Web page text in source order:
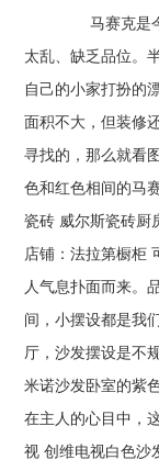
马赛克是今年
太乱、缺乏品位。
自己的小家打扮的
面积不大，但装修
寻找的，那么就看
色和红色相间的马
瓷砖 威尔斯瓷砖厨
店铺：法拉第橱柜
人气息扑面而来。
间，小摆设都是我
厅，沙发摆设是不
米诺沙发卧室的紫
在主人的心目中，
视 创维电视白色沙